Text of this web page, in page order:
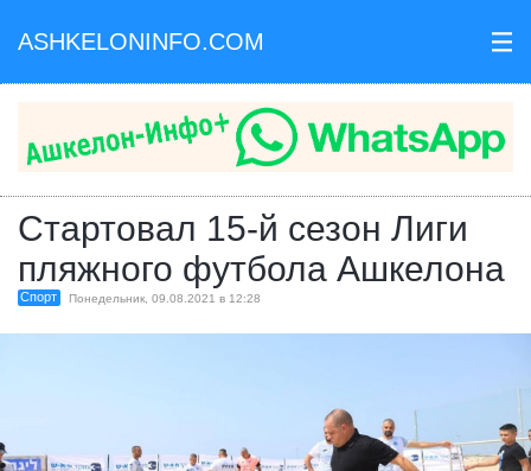
ASHKELONINFO.COM III
Стартовал 15-й сезон Лиги
пляжного футбола Ашкелона
Спорт Понедельник, 09.08.2021 в 12:28